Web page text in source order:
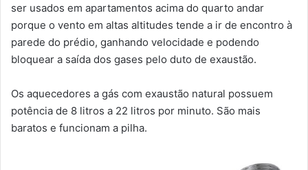
ser usados em apartamentos acima do quarto andar
porque o vento em altas altitudes tende a ir de encontro à
parede do prédio, ganhando velocidade e podendo
bloquear a saída dos gases pelo duto de exaustão.
Os aquecedores a gás com exaustão natural possuem
potência de 8 litros a 22 litros por minuto. São mais
baratos e funcionam a pilha.